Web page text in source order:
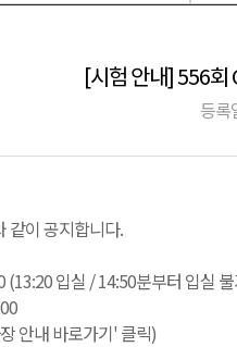
[시험 안내] 556
등록
같이 공지합니다.
입실 / 14:50분부터 입실
안내 바로가기' 클릭)